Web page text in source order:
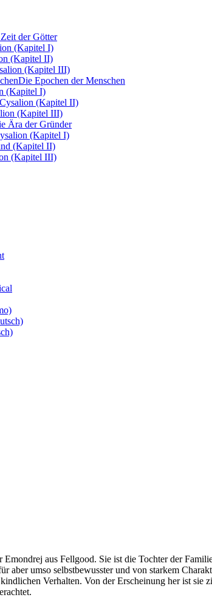
der Götter
(Kapitel I)
(Kapitel II)
(Kapitel III)
Die Epochen der Menschen
(Kapitel I)
(Kapitel II)
(Kapitel III)
Ära der Gründer
(Kapitel I)
(Kapitel II)
(Kapitel III)
aus Fellgood. Sie ist die Tochter der
aber umso selbstbewusster und von starkem
Verhalten. Von der Erscheinung her ist